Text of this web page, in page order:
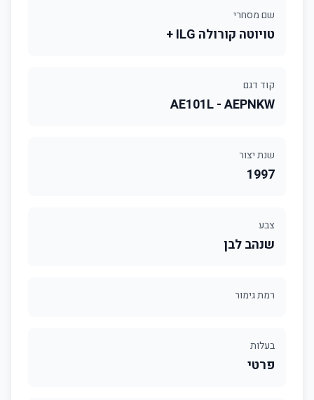
שם מסחרי
טויוטה קורולה ILG +
קוד דגם
AE101L - AEPNKW
שנת יצור
1997
צבע
שנהב לבן
רמת גימור
בעלות
פרטי